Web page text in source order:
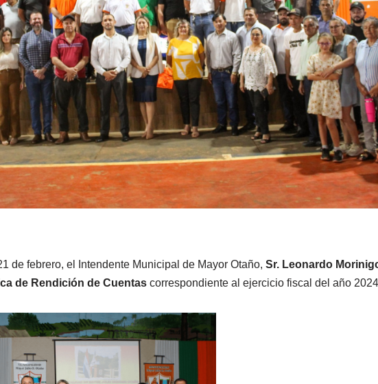
de febrero, el Intendente Municipal de Mayor Otaño, Sr. Leonardo
de Rendición de Cuentascorrespondiente al ejercicio fiscal del año